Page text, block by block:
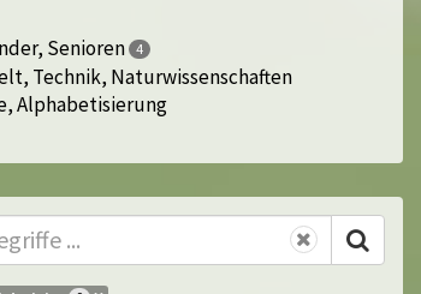
Senioren 4
Technik, Naturwissenschaften
Alphabetisierung